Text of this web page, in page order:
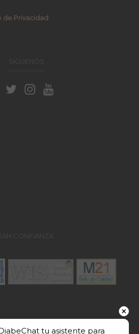
de Privacidad
SÍGUENOS
CONFIANZA
tu asistente para